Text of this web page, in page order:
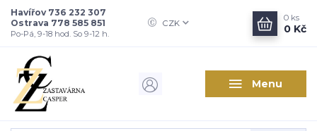
Menu
CZK
Havířov 736 232 307
Ostrava 778 585 851
Po-Pá, 9-18 hod. So 9-12 h.
0 ks
0 Kč